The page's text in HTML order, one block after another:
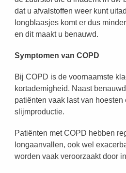
dat u afvalstoffen weer kunt
longblaasjes komt er dus
en dit maakt u benauwd.
Symptomen van COPD
Bij COPD is de voornaamste
kortademigheid. Naast
patiënten vaak last van hoesten
slijmproductie.
Patiënten met COPD hebben
longaanvallen, ook wel
worden vaak veroorzaakt door